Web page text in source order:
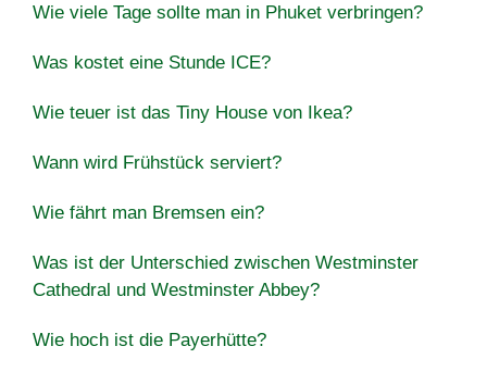
Wie viele Tage sollte man in Phuket verbringen?
Was kostet eine Stunde ICE?
Wie teuer ist das Tiny House von Ikea?
Wann wird Frühstück serviert?
Wie fährt man Bremsen ein?
Was ist der Unterschied zwischen Westminster
Cathedral und Westminster Abbey?
Wie hoch ist die Payerhütte?